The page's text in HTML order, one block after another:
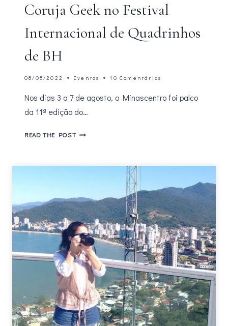
Coruja Geek no Festival
Internacional de Quadrinhos
de BH
08/08/2022 Eventos 10 Comentários
Nos dias 3 a 7 de agosto, o Minascentro foi palco
da 11ª edição do…
READ THE POSTCORUJA
FESTIVAL
QUADRINHOS
DE
BH